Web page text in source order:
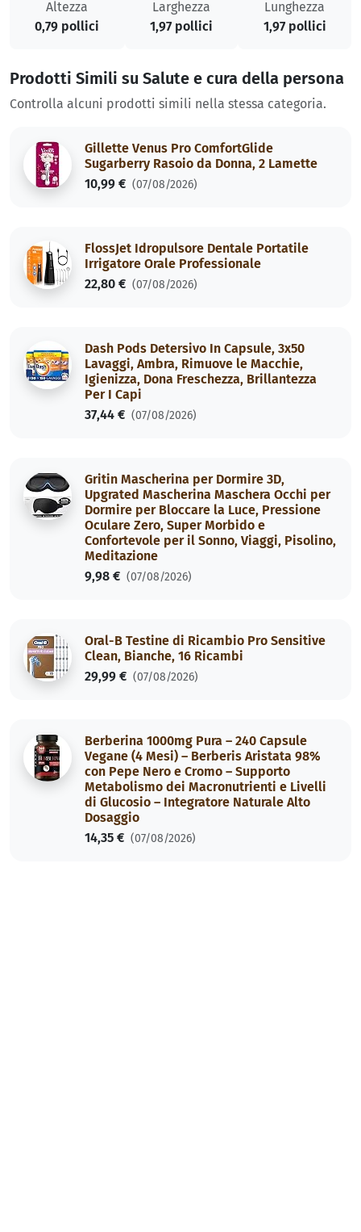
Altezza
0,79 pollici
Larghezza
1,97 pollici
Lunghezza
1,97 pollici
Prodotti Simili su Salute e cura della persona
Controlla alcuni prodotti simili nella stessa categoria.
Gillette Venus Pro ComfortGlide
Sugarberry Rasoio da Donna, 2 Lamette
10,99 € (07/08/2026)
FlossJet Idropulsore Dentale Portatile
Irrigatore Orale Professionale
22,80 € (07/08/2026)
Dash Pods Detersivo In Capsule, 3x50
Lavaggi, Ambra, Rimuove le Macchie,
Igienizza, Dona Freschezza, Brillantezza
Per I Capi
37,44 € (07/08/2026)
Gritin Mascherina per Dormire 3D,
Upgrated Mascherina Maschera Occhi per
Dormire per Bloccare la Luce, Pressione
Oculare Zero, Super Morbido e
Confortevole per il Sonno, Viaggi, Pisolino,
Meditazione
9,98 € (07/08/2026)
Oral-B Testine di Ricambio Pro Sensitive
Clean, Bianche, 16 Ricambi
29,99 € (07/08/2026)
Berberina 1000mg Pura – 240 Capsule
Vegane (4 Mesi) – Berberis Aristata 98%
con Pepe Nero e Cromo – Supporto
Metabolismo dei Macronutrienti e Livelli
di Glucosio – Integratore Naturale Alto
Dosaggio
14,35 € (07/08/2026)